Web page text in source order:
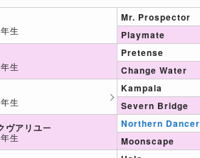
生
生
生
ヴアリユー
生
Mr. Prospector
Playmate
Pretense
Change Water
Kampala
Severn Bridge
Northern Dancer
Moonscape